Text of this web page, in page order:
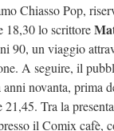
Chiasso Pop,
18,30 lo scrittore
90, un viaggio
A seguire, il
novanta, prima
21,45. Tra la
il Comix cafè,